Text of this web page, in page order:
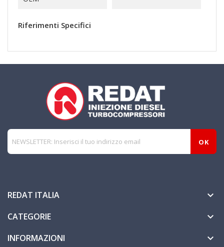
Riferimenti Specifici
REDAT ITALIA 
CATEGORIE 
INFORMAZIONI 